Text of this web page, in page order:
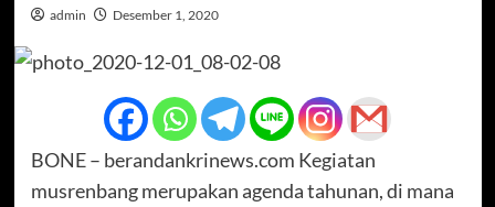
admin Desember 1, 2020
BONE – berandankrinews.com Kegiatan
musrenbang merupakan agenda tahunan, di mana